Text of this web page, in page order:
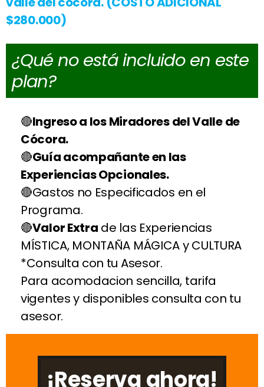
$280.000)
¿Qué no está incluido en este
plan?
Ingreso a los Miradores del Valle de
Cócora.
Guía acompañante en las
Experiencias Opcionales.
Gastos no Especificados en el
Programa.
Valor Extra de las Experiencias
MÍSTICA, MONTAÑA MÁGICA y CULTURA
*Consulta con tu Asesor.
Para acomodacion sencilla, tarifa
vigentes y disponibles consulta con tu
asesor.
¡Reserva ahora!